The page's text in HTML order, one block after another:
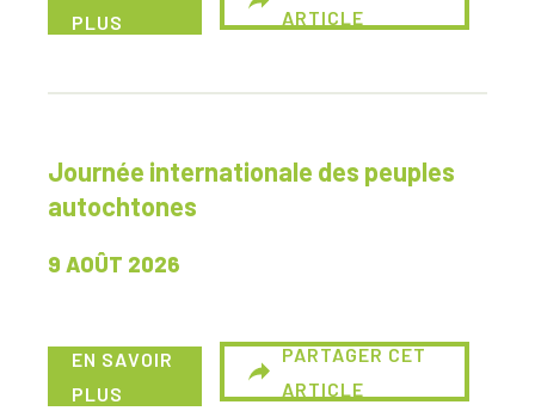
PLUS
ARTICLE
Journée internationale des peuples
autochtones
9 AOÛT 2026
EN SAVOIR
PLUS
PARTAGER CET
ARTICLE